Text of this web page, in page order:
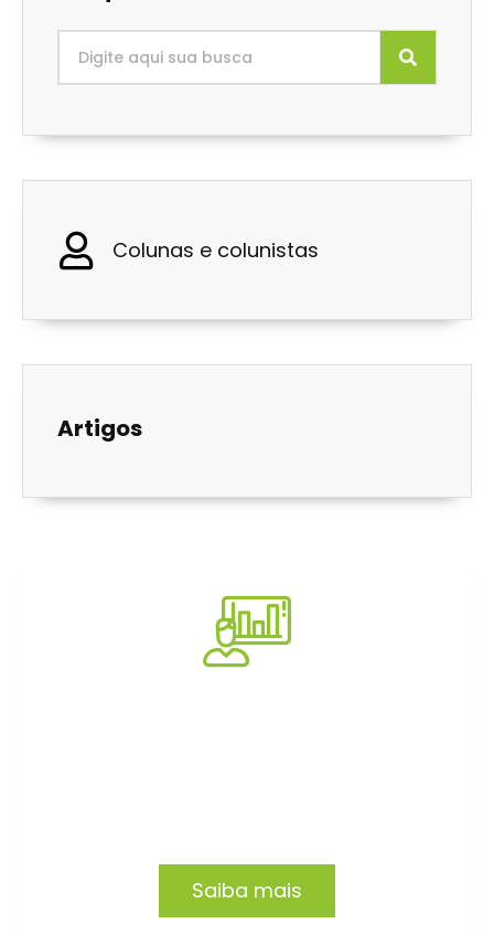
Colunas e colunistas
Artigos
Saiba mais